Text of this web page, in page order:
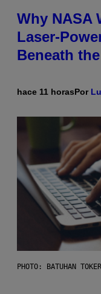
Why NASA
Laser-
Beneath
hace 11 horasPor
PHOTO: BATUHAN